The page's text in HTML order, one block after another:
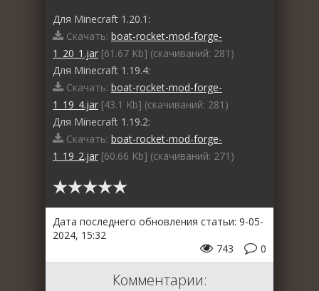
Для Minecraft 1.20.1:
Скачать: boat-rocket-mod-forge-
1_20_1.jar [61.67 Kb] (cкачиваний: 281)
Для Minecraft 1.19.4:
Скачать: boat-rocket-mod-forge-
1_19_4.jar [43.1 Kb] (cкачиваний: 281)
Для Minecraft 1.19.2:
Скачать: boat-rocket-mod-forge-
1_19_2.jar [60.66 Kb] (cкачиваний: 271)
Дата последнего обновления статьи: 9-05-
2024, 15:32
0
743
Комментарии: